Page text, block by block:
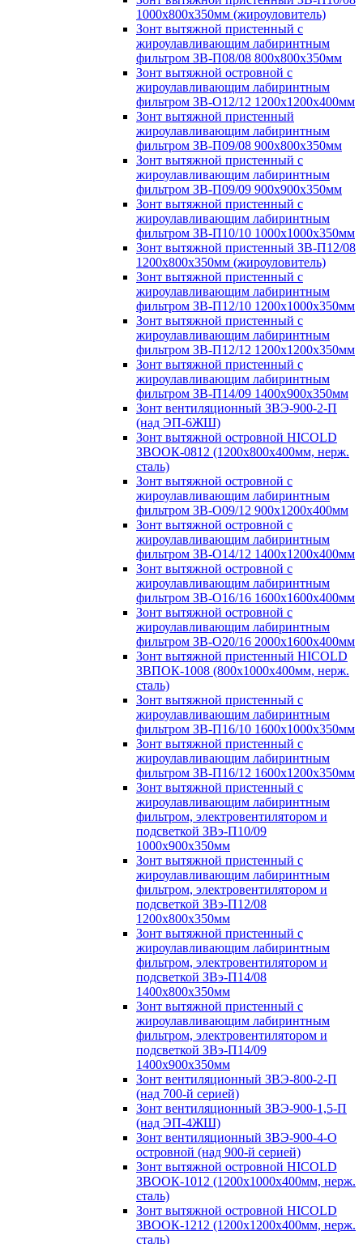
1000х800х350мм (жироуловитель)
Зонт вытяжной пристенный с
жироулавливающим лабиринтным
фильтром ЗВ-П08/08 800х800х350мм
Зонт вытяжной островной с
жироулавливающим лабиринтным
фильтром ЗВ-О12/12 1200х1200х400мм
Зонт вытяжной пристенный
жироулавливающим лабиринтным
фильтром ЗВ-П09/08 900х800х350мм
Зонт вытяжной пристенный с
жироулавливающим лабиринтным
фильтром ЗВ-П09/09 900х900х350мм
Зонт вытяжной пристенный с
жироулавливающим лабиринтным
фильтром ЗВ-П10/10 1000х1000х350мм
Зонт вытяжной пристенный ЗВ-П12/08
1200х800х350мм (жироуловитель)
Зонт вытяжной пристенный с
жироулавливающим лабиринтным
фильтром ЗВ-П12/10 1200х1000х350мм
Зонт вытяжной пристенный с
жироулавливающим лабиринтным
фильтром ЗВ-П12/12 1200х1200х350мм
Зонт вытяжной пристенный с
жироулавливающим лабиринтным
фильтром ЗВ-П14/09 1400х900х350мм
Зонт вентиляционный ЗВЭ-900-2-П
(над ЭП-6ЖШ)
Зонт вытяжной островной HICOLD
ЗВООК-0812 (1200х800x400мм, нерж.
сталь)
Зонт вытяжной островной с
жироулавливающим лабиринтным
фильтром ЗВ-О09/12 900х1200х400мм
Зонт вытяжной островной с
жироулавливающим лабиринтным
фильтром ЗВ-О14/12 1400х1200х400мм
Зонт вытяжной островной с
жироулавливающим лабиринтным
фильтром ЗВ-О16/16 1600х1600х400мм
Зонт вытяжной островной с
жироулавливающим лабиринтным
фильтром ЗВ-О20/16 2000х1600х400мм
Зонт вытяжной пристенный HICOLD
ЗВПОК-1008 (800х1000х400мм, нерж.
сталь)
Зонт вытяжной пристенный с
жироулавливающим лабиринтным
фильтром ЗВ-П16/10 1600х1000х350мм
Зонт вытяжной пристенный с
жироулавливающим лабиринтным
фильтром ЗВ-П16/12 1600х1200х350мм
Зонт вытяжной пристенный с
жироулавливающим лабиринтным
фильтром, электровентилятором и
подсветкой ЗВэ-П10/09
1000х900х350мм
Зонт вытяжной пристенный с
жироулавливающим лабиринтным
фильтром, электровентилятором и
подсветкой ЗВэ-П12/08
1200х800х350мм
Зонт вытяжной пристенный с
жироулавливающим лабиринтным
фильтром, электровентилятором и
подсветкой ЗВэ-П14/08
1400х800х350мм
Зонт вытяжной пристенный с
жироулавливающим лабиринтным
фильтром, электровентилятором и
подсветкой ЗВэ-П14/09
1400х900х350мм
Зонт вентиляционный ЗВЭ-800-2-П
(над 700-й серией)
Зонт вентиляционный ЗВЭ-900-1,5-П
(над ЭП-4ЖШ)
Зонт вентиляционный ЗВЭ-900-4-О
островной (над 900-й серией)
Зонт вытяжной островной HICOLD
ЗВООК-1012 (1200х1000х400мм, нерж.
сталь)
Зонт вытяжной островной HICOLD
ЗВООК-1212 (1200x1200x400мм, нерж.
сталь)